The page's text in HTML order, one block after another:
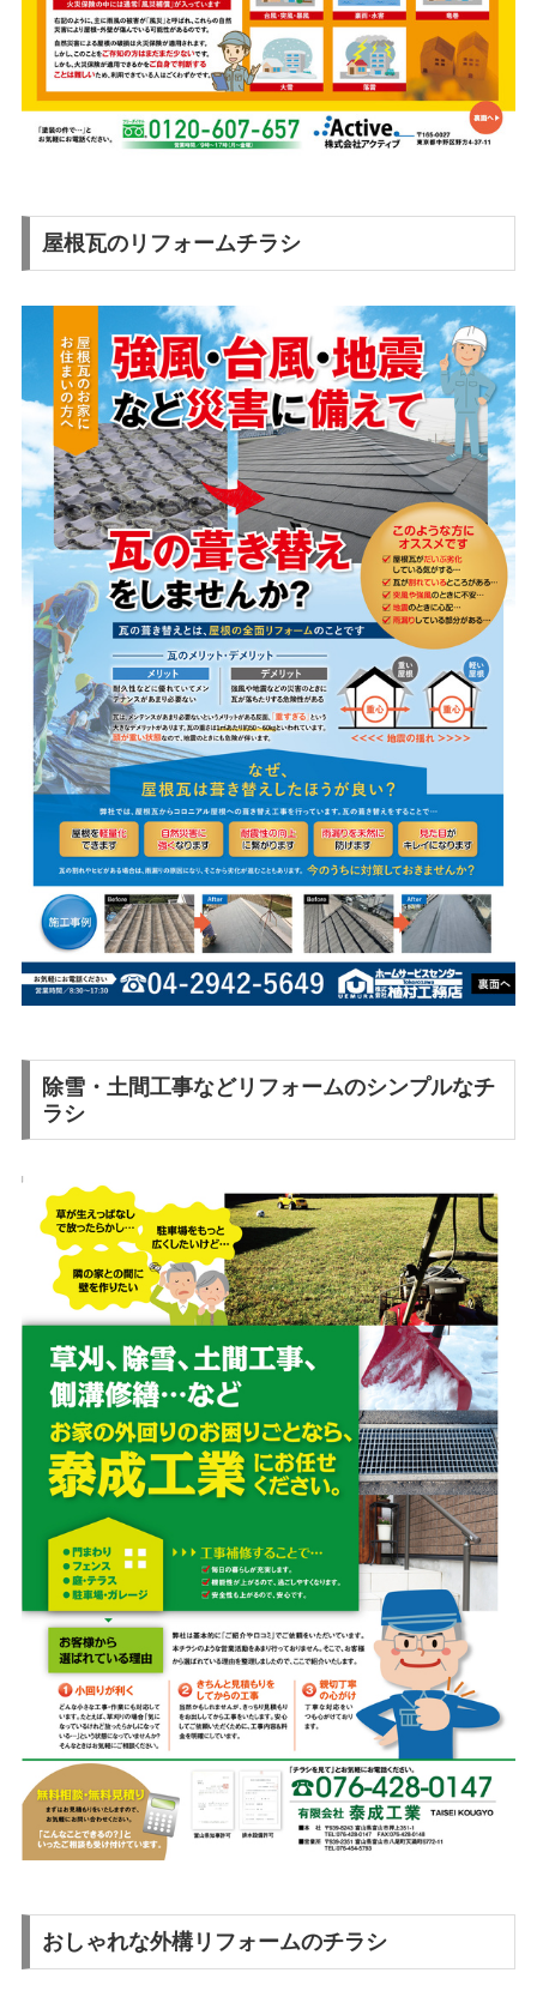
屋根瓦のリフォームチラシ
除雪・土間工事などリフォームのシンプルなチ
ラシ
おしゃれな外構リフォームのチラシ